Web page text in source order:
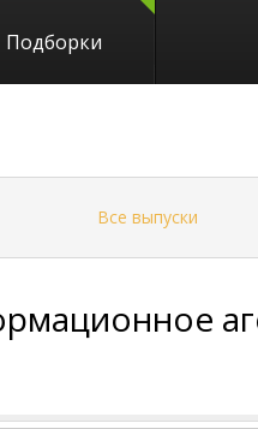
Подборки
Все выпуски